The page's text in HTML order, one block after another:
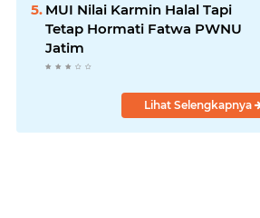
MUI Nilai Karmin Halal Tapi
Tetap Hormati Fatwa PWNU
Jatim
Lihat Selengkapnya